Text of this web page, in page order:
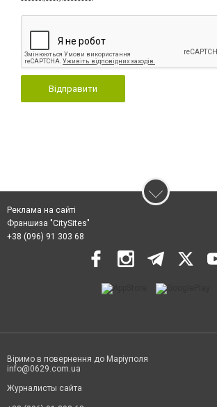
Відправити
Реклама на сайті
Франшиза "CitySites"
+38 (096) 91 303 68
Віримо в повернення до Маріуполя
info@0629.com.ua
Журналисты сайта